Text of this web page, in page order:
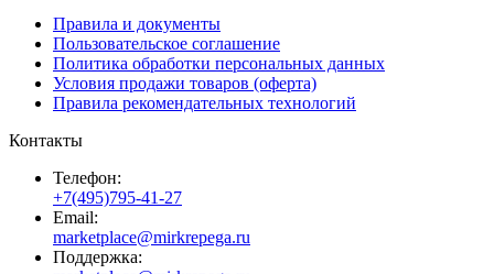
Правила и документы
Пользовательское соглашение
Политика обработки персональных данных
Условия продажи товаров (оферта)
Правила рекомендательных технологий
Контакты
Телефон:
+7(495)795-41-27
Email:
marketplace@mirkrepega.ru
Поддержка: